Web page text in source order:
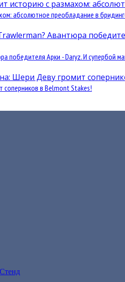
абсолютное преобладание в
победителя Арки - Daryz. И супербой
соперников в Belmont Stakes!